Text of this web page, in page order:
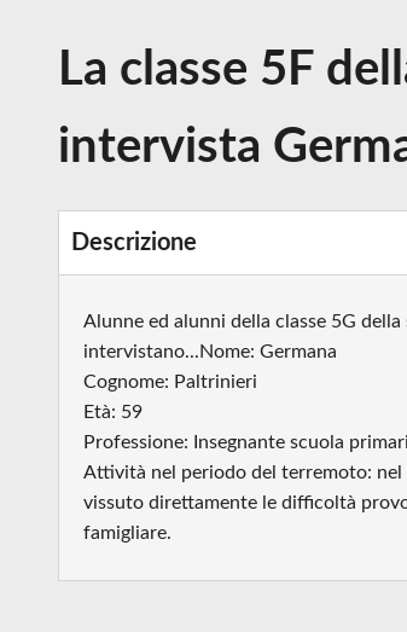
La classe 5F
intervista
Descrizione
Alunne ed alunni della classe 5G
intervistano...Nome: Germana
Cognome: Paltrinieri
Età: 59
Professione: Insegnante scuola
Attività nel periodo del terremoto: nel
vissuto direttamente le difficoltà
famigliare.